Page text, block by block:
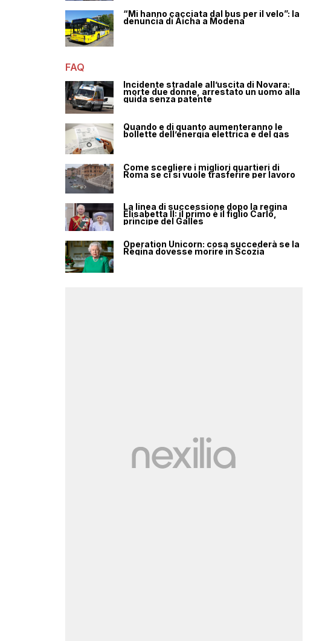
“Mi hanno cacciata dal bus per il velo”: la
denuncia di Aicha a Modena
FAQ
Incidente stradale all’uscita di Novara:
morte due donne, arrestato un uomo alla
guida senza patente
Quando e di quanto aumenteranno le
bollette dell’energia elettrica e del gas
Come scegliere i migliori quartieri di
Roma se ci si vuole trasferire per lavoro
La linea di successione dopo la regina
Elisabetta II: il primo è il figlio Carlo,
principe del Galles
Operation Unicorn: cosa succederà se la
Regina dovesse morire in Scozia